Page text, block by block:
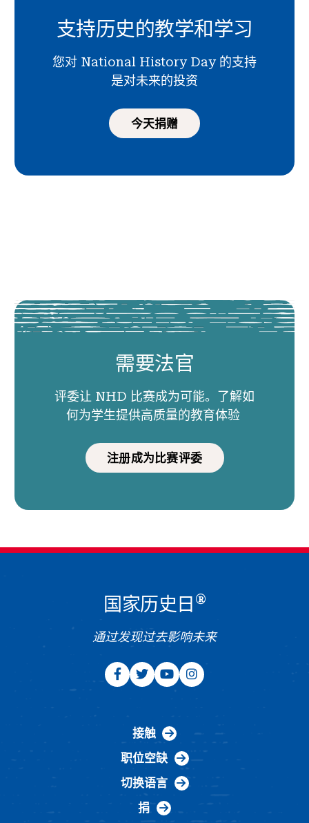
支持历史的教学和学习
您对 National History Day 的支持
是对未来的投资
今天捐赠
需要法官
评委让 NHD 比赛成为可能。了解如
何为学生提供高质量的教育体验
注册成为比赛评委
国家历史日 ®
通过发现过去影响未来
接触
职位空缺
切换语言
捐